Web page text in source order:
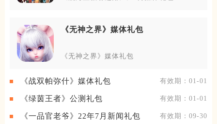
《无神之界》媒体礼包
《无神之界》媒体礼包
《战双帕弥什》媒体礼包 有效期：01-01
《绿茵王者》公测礼包 有效期：01-01
《一品官老爷》22年7月新闻礼包 有效期：09-30